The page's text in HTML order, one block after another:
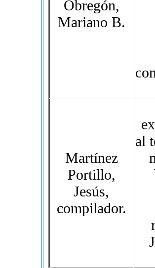
Obregón,
Mariano B.
Martínez
Portillo,
Jesús,
compilador.
al